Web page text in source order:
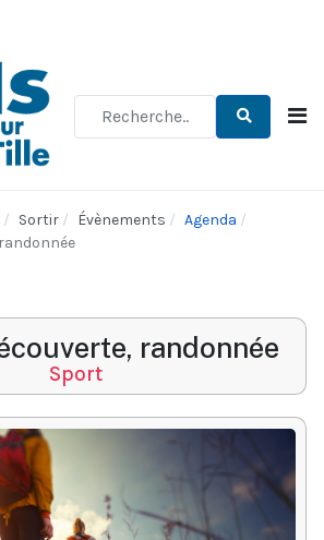
Sortir Évènements
Agenda
randonnée
Sport